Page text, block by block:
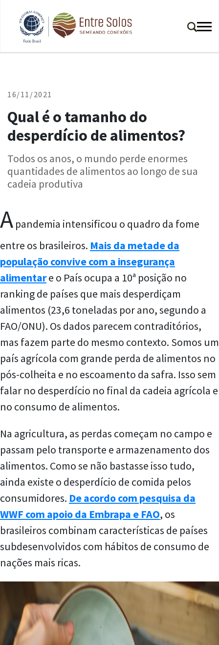
16/11/2021
Qual é o tamanho do
desperdício de alimentos?
Todos os anos, o mundo perde enormes
quantidades de alimentos ao longo de sua
cadeia produtiva
A pandemia intensificou o quadro da fome
entre os brasileiros. Mais da metade da
população convive com a insegurança
alimentare o País ocupa a 10ª posição no
ranking de países que mais desperdiçam
alimentos (23,6 toneladas por ano, segundo a
FAO/ONU). Os dados parecem contraditórios,
mas fazem parte do mesmo contexto. Somos um
país agrícola com grande perda de alimentos no
pós-colheita e no escoamento da safra. Isso sem
falar no desperdício no final da cadeia agrícola e
no consumo de alimentos.
Na agricultura, as perdas começam no campo e
passam pelo transporte e armazenamento dos
alimentos. Como se não bastasse isso tudo,
ainda existe o desperdício de comida pelos
consumidores. De acordo com pesquisa da
WWF com apoio da Embrapa e FAO, os
brasileiros combinam características de países
subdesenvolvidos com hábitos de consumo de
nações mais ricas.